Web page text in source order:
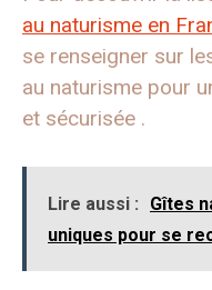
au naturisme en
se renseigner sur
au naturisme pour
et sécurisée .
Lire aussi :
Gîtes
uniques pour se